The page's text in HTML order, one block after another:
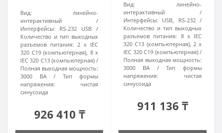
Вид:
линейно-
интерактивный
Интерфейсы:
RS-232 USB
Количество и тип выходных
разъемов питания: 2 х IEC
320 C19 (компьютерная), 8 х
IEC 320 C13 (компьютерная)
Полная выходная мощность:
3000 ВА
Тип формы
напряжения:
чистая
синусоида
926 410 ₸
Вид:
линейно-
интерактивный
Интерфейсы:
USB, RS-232
Количество и тип выходных
разъемов питания: 8 х IEC
320 C13 (компьютерная), 2 х
IEC 320 C19 (компьютерная)
Полная выходная мощность:
3000 ВА
Тип формы
напряжения:
чистая
синусоида
911 136 ₸